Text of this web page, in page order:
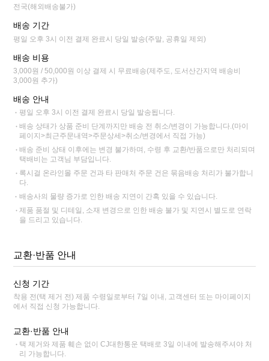
전국(해외배송불가)
배송 기간
평일 오후 3시 이전 결제 완료시 당일 발송(주말, 공휴일 제외)
배송 비용
3,000원 / 50,000원 이상 결제 시 무료배송(제주도, 도서산간지역 배송비
3,000원 추가)
배송 안내
평일 오후 3시 이전 결제 완료시 당일 발송됩니다.
배송 상태가 상품 준비 단계까지만 배송 전 취소/변경이 가능합니다.(마이
페이지>최근주문내역>주문상세>취소/변경에서 직접 가능)
배송 준비 상태 이후에는 변경 불가하며, 수령 후 교환/반품으로만 처리되며
택배비는 고객님 부담입니다.
록시걸 온라인몰 주문 건과 타 판매처 주문 건은 묶음배송 처리가 불가합니
다.
배송사의 물량 증가로 인한 배송 지연이 간혹 있을 수 있습니다.
제품 품절 및 디테일, 소재 변경으로 인한 배송 불가 및 지연시 별도로 연락
을 드리고 있습니다.
교환·반품 안내
신청 기간
착용 전(택 제거 전) 제품 수령일로부터 7일 이내, 고객센터 또는 마이페이지
에서 직접 신청 가능합니다.
교환·반품 안내
택 제거와 제품 훼손 없이 CJ대한통운 택배로 3일 이내에 발송해주셔야 처
리 가능합니다.